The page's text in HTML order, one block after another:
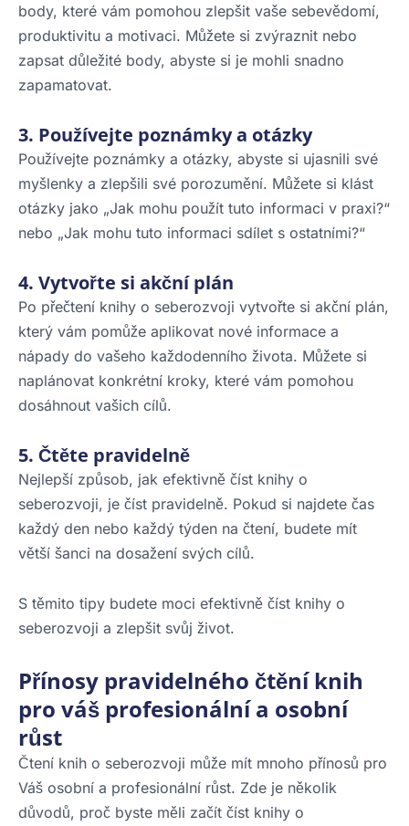
body, které vám pomohou zlepšit vaše sebevědomí,
produktivitu a motivaci. Můžete si zvýraznit nebo
zapsat důležité body, abyste si je mohli snadno
zapamatovat.
3. Používejte poznámky a otázky
Používejte poznámky a otázky, abyste si ujasnili své
myšlenky a zlepšili své porozumění. Můžete si klást
otázky jako „Jak mohu použít tuto informaci v praxi?“
nebo „Jak mohu tuto informaci sdílet s ostatními?“
4. Vytvořte si akční plán
Po přečtení knihy o seberozvoji vytvořte si akční plán,
který vám pomůže aplikovat nové informace a
nápady do vašeho každodenního života. Můžete si
naplánovat konkrétní kroky, které vám pomohou
dosáhnout vašich cílů.
5. Čtěte pravidelně
Nejlepší způsob, jak efektivně číst knihy o
seberozvoji, je číst pravidelně. Pokud si najdete čas
každý den nebo každý týden na čtení, budete mít
větší šanci na dosažení svých cílů.
S těmito tipy budete moci efektivně číst knihy o
seberozvoji a zlepšit svůj život.
Přínosy pravidelného čtění knih
pro váš profesionální a osobní
růst
Čtení knih o seberozvoji může mít mnoho přínosů pro
Váš osobní a profesionální růst. Zde je několik
důvodů, proč byste měli začít číst knihy o